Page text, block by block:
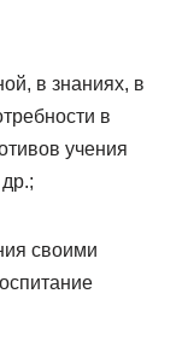
в знаниях, в
в
учения
своими